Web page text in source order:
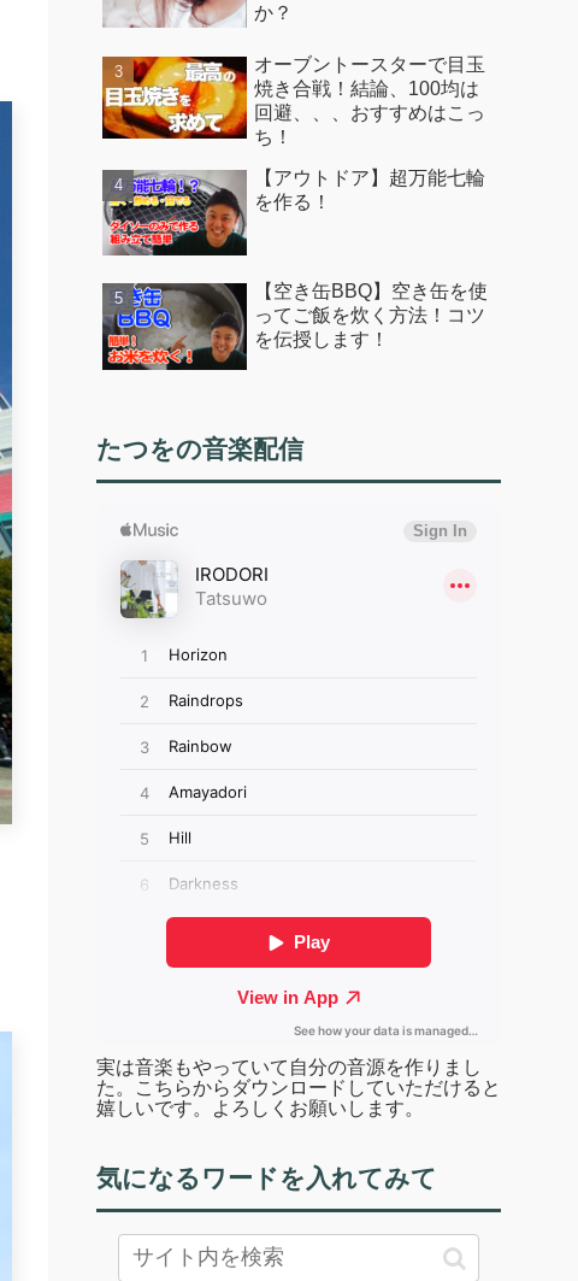
か？
オーブントースターで目玉
焼き合戦！結論、100均は
回避、、、おすすめはこっ
ち！
【アウトドア】超万能七輪
を作る！
【空き缶BBQ】空き缶を使
ってご飯を炊く方法！コツ
を伝授します！
たつをの音楽配信
実は音楽もやっていて自分の音源を作りまし
た。こちらからダウンロードしていただけると
嬉しいです。よろしくお願いします。
気になるワードを入れてみて